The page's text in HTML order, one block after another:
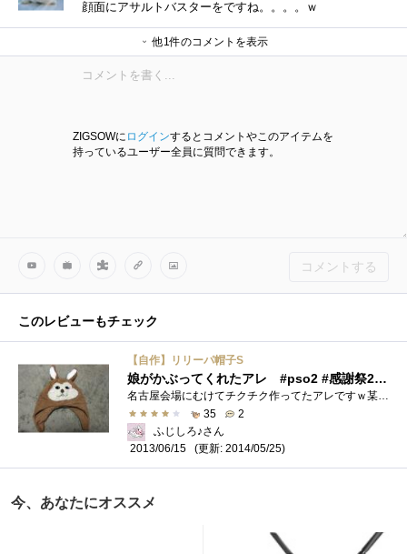
顔面にアサルトバスターをですね。。。。ｗ
ふじしろ♪さん他1件のコメントを表示
ZIGSOWに ログインするとコメントやこのアイテムを
持っているユーザー全員に質問できます。
コメントする
このレビューもチェック
【自作】リリーパ帽子S
娘がかぶってくれたアレ #pso2 #感謝祭2013
名古屋会場にむけてチクチク作ってたアレですｗ某UDさんにはパチモン臭いと言われましたがだってパチモンだもーん(開き直り)公式でなんかリリ�...
35
2
ふじしろ♪さん
2013/06/15
(更新: 2014/05/25)
今、あなたにオススメ